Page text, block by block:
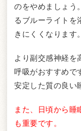
のをやめましょう
るブルーライトを
きにくくなります。
より副交感神経を
呼吸がおすすめで
安定した質の良い
また、日頃から睡
も重要です。